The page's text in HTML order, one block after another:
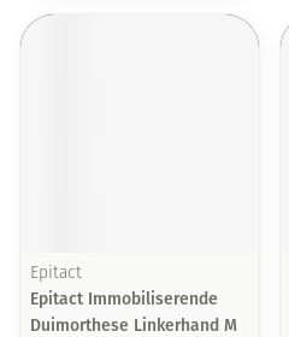
Epitact
Epitact Immobiliserende
Duimorthese Linkerhand M